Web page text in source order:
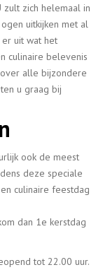
zich helemaal in
uitkijken met al
uit wat het
culinaire belevenis
alle bijzondere
u graag bij
ook de meest
deze speciale
culinaire feestdag
dan 1e kerstdag
tot 22.00 uur.